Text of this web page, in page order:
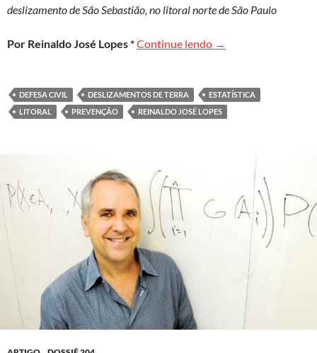
deslizamento de São Sebastião, no litoral norte de São Paulo
Por Reinaldo José Lopes *Continue lendo Método estatístico
→
DEFESA CIVIL DESLIZAMENTOS DE TERRA
ESTATÍSTICA
LITORAL
PREVENÇÃO REINALDO JOSÉ LOPES